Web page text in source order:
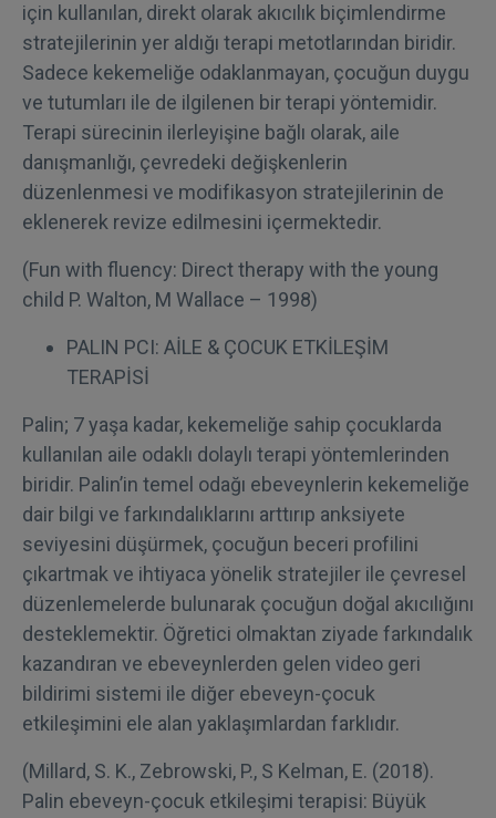
için kullanılan, direkt olarak akıcılık biçimlendirme
stratejilerinin yer aldığı terapi metotlarından biridir.
Sadece kekemeliğe odaklanmayan, çocuğun duygu
ve tutumları ile de ilgilenen bir terapi yöntemidir.
Terapi sürecinin ilerleyişine bağlı olarak, aile
danışmanlığı, çevredeki değişkenlerin
düzenlenmesi ve modifikasyon stratejilerinin de
eklenerek revize edilmesini içermektedir.
(Fun with fluency: Direct therapy with the young
child P. Walton, M Wallace – 1998)
PALIN PCI: AİLE & ÇOCUK ETKİLEŞİM
TERAPİSİ
Palin; 7 yaşa kadar, kekemeliğe sahip çocuklarda
kullanılan aile odaklı dolaylı terapi yöntemlerinden
biridir. Palin’in temel odağı ebeveynlerin kekemeliğe
dair bilgi ve farkındalıklarını arttırıp anksiyete
seviyesini düşürmek, çocuğun beceri profilini
çıkartmak ve ihtiyaca yönelik stratejiler ile çevresel
düzenlemelerde bulunarak çocuğun doğal akıcılığını
desteklemektir. Öğretici olmaktan ziyade farkındalık
kazandıran ve ebeveynlerden gelen video geri
bildirimi sistemi ile diğer ebeveyn-çocuk
etkileşimini ele alan yaklaşımlardan farklıdır.
(Millard, S. K., Zebrowski, P., S Kelman, E. (2018).
Palin ebeveyn-çocuk etkileşimi terapisi: Büyük